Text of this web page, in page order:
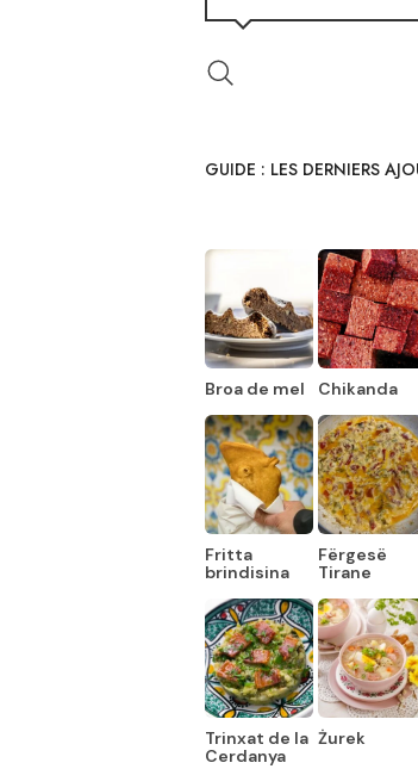
GUIDE : LES DERNIERS
Broa de mel Chikanda
Fritta
brindisina
Fërgesë
Tirane
Trinxat de la
Cerdanya
Żurek